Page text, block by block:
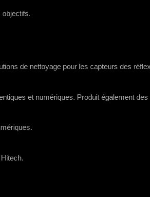
objectifs.
de nettoyage pour les capteurs des réflex
et numériques. Produit également des